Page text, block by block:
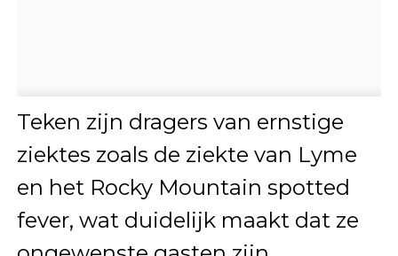
Teken zijn dragers van ernstige
ziektes zoals de ziekte van Lyme
en het Rocky Mountain spotted
fever, wat duidelijk maakt dat ze